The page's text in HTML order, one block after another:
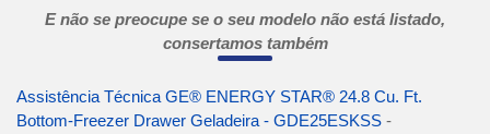
E não se preocupe se o seu modelo não está listado,
consertamos também
Assistência Técnica GE® ENERGY STAR® 24.8 Cu. Ft.
Bottom-Freezer Drawer Geladeira - GDE25ESKSS -